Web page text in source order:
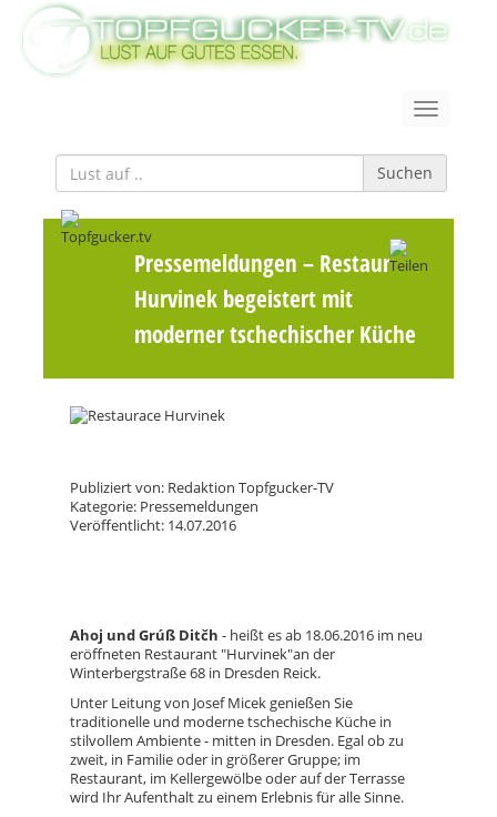
Suchen
Pressemeldungen – Restaurace
Hurvinek begeistert mit
moderner tschechischer Küche
Publiziert von: Redaktion Topfgucker-TV
Kategorie: Pressemeldungen
Veröffentlicht: 14.07.2016
Ahoj undGrúß Ditčh - heißt es ab 18.06.2016 im neu
eröffneten Restaurant "Hurvinek"an der
Winterbergstraße 68 in Dresden Reick.
Unter Leitung von Josef Micek genießen Sie
traditionelle und moderne tschechische Küche in
stilvollem Ambiente - mitten in Dresden. Egal ob zu
zweit, in Familie oder in größerer Gruppe; im
Restaurant, im Kellergewölbe oder auf der Terrasse
wird Ihr Aufenthalt zu einem Erlebnis für alle Sinne.